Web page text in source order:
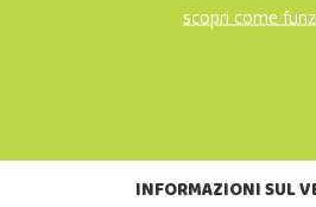
scopri come
INFORMAZIONI SUL